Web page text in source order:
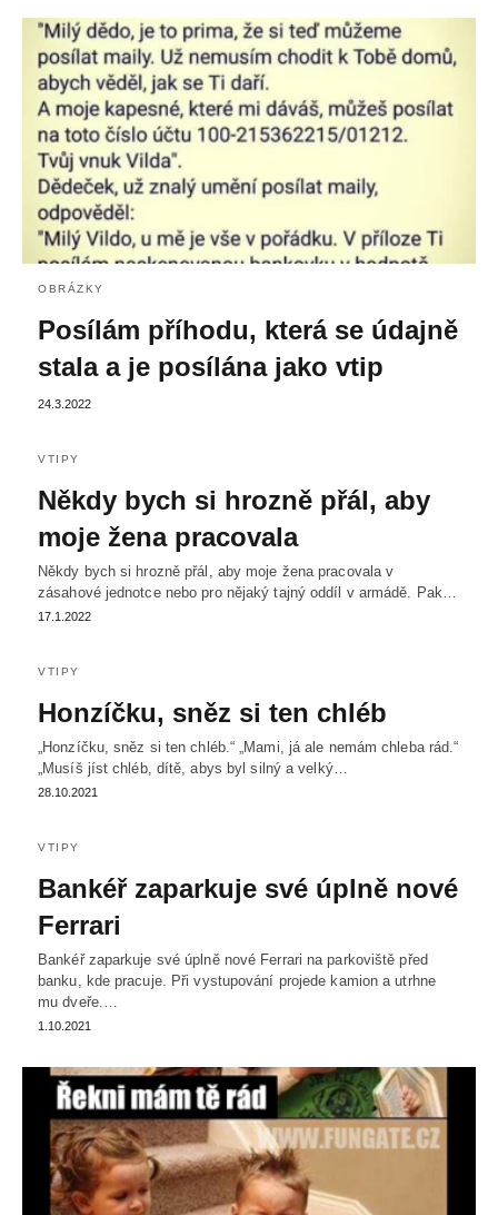
OBRÁZKY
Posílám příhodu, která se údajně
stala a je posílána jako vtip
24.3.2022
VTIPY
Někdy bych si hrozně přál, aby
moje žena pracovala
Někdy bych si hrozně přál, aby moje žena pracovala v
zásahové jednotce nebo pro nějaký tajný oddíl v armádě. Pak…
17.1.2022
VTIPY
Honzíčku, sněz si ten chléb
„Honzíčku, sněz si ten chléb.“ „Mami, já ale nemám chleba rád.“
„Musíš jíst chléb, dítě, abys byl silný a velký…
28.10.2021
VTIPY
Bankéř zaparkuje své úplně nové
Ferrari
Bankéř zaparkuje své úplně nové Ferrari na parkoviště před
banku, kde pracuje. Při vystupování projede kamion a utrhne
mu dveře.…
1.10.2021